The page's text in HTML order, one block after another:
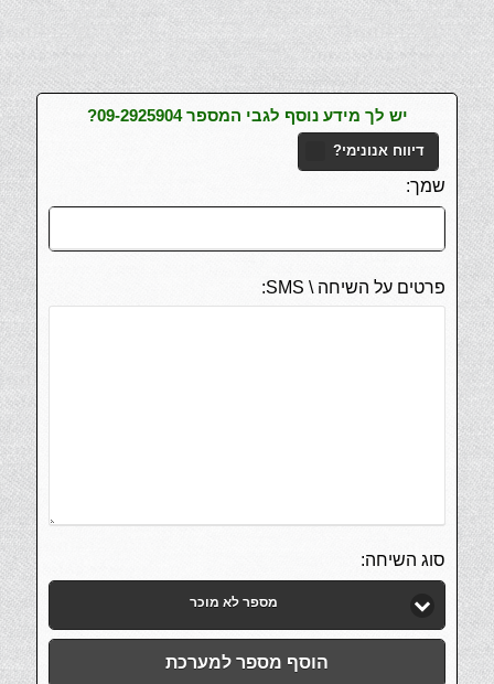
יש לך מידע נוסף לגבי המספר 09-2925904?
דיווח אנונימי?
שמך:
פרטים על השיחה \ SMS:
סוג השיחה:
מספר לא מוכר
הוסף מספר למערכת